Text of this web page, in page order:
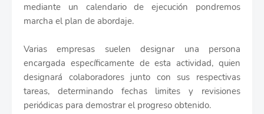
mediante un calendario de ejecución pondremos
marcha el plan de abordaje.
Varias empresas suelen designar una persona
encargada específicamente de esta actividad, quien
designará colaboradores junto con sus respectivas
tareas, determinando fechas limites y revisiones
periódicas para demostrar el progreso obtenido.